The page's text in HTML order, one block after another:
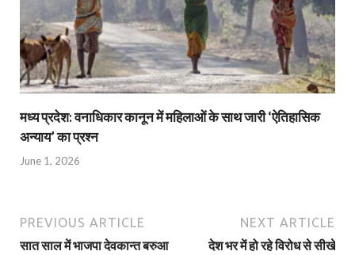
मध्य प्रदेश: वनाधिकार कानून में महिलाओं के साथ जारी ‘ऐतिहासिक
अन्याय’ का प्रश्न
June 1, 2026
PREVIOUS ARTICLE
सात साल में भाजपा देवकान्त बरुआ
NEXT ARTICLE
देश भर में हो रहे विरोध से सीखे